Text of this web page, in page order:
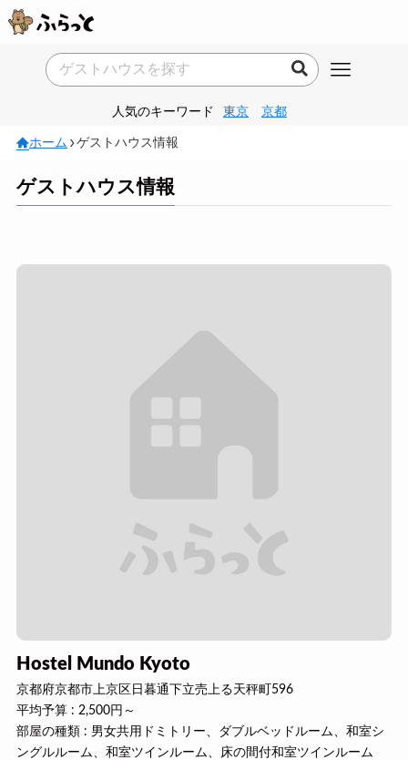
人気のキーワード 東京 京都
ホーム ゲストハウス情報
ゲストハウス情報
Hostel Mundo Kyoto
京都府京都市上京区日暮通下立売上る天秤町596
平均予算 : 2,500円～
部屋の種類 : 男女共用ドミトリー、ダブルベッドルーム、和室シ
ングルルーム、和室ツインルーム、床の間付和室ツインルーム